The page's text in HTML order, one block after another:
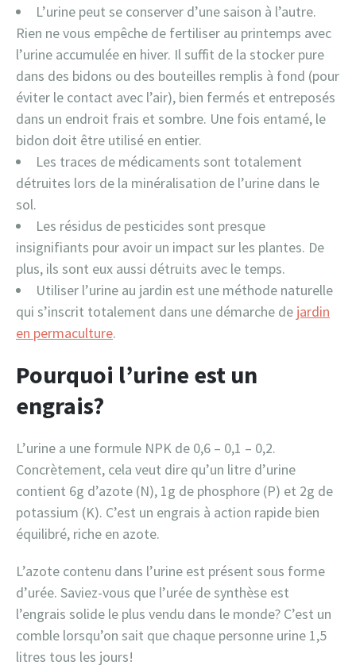
L’urine peut se conserver d’une saison à l’autre.
Rien ne vous empêche de fertiliser au printemps avec
l’urine accumulée en hiver. Il suffit de la stocker pure
dans des bidons ou des bouteilles remplis à fond (pour
éviter le contact avec l’air), bien fermés et entreposés
dans un endroit frais et sombre. Une fois entamé, le
bidon doit être utilisé en entier.
Les traces de médicaments sont totalement
détruites lors de la minéralisation de l’urine dans le
sol.
Les résidus de pesticides sont presque
insignifiants pour avoir un impact sur les plantes. De
plus, ils sont eux aussi détruits avec le temps.
Utiliser l’urine au jardin est une méthode naturelle
qui s’inscrit totalement dans une démarche de jardin
en permaculture.
Pourquoi l’urine est un
engrais?
L’urine a une formule NPK de 0,6 – 0,1 – 0,2.
Concrètement, cela veut dire qu’un litre d’urine
contient 6g d’azote (N), 1g de phosphore (P) et 2g de
potassium (K). C’est un engrais à action rapide bien
équilibré, riche en azote.
L’azote contenu dans l’urine est présent sous forme
d’urée. Saviez-vous que l’urée de synthèse est
l’engrais solide le plus vendu dans le monde? C’est un
comble lorsqu’on sait que chaque personne urine 1,5
litres tous les jours!